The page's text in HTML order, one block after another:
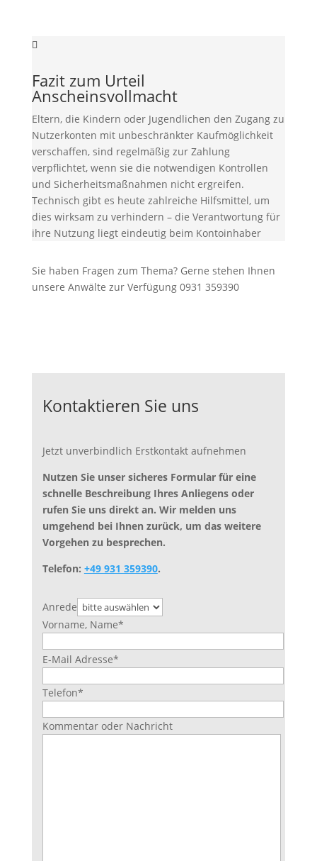
Fazit zum Urteil
Anscheinsvollmacht
Eltern, die Kindern oder Jugendlichen den Zugang zu
Nutzerkonten mit unbeschränkter Kaufmöglichkeit
verschaffen, sind regelmäßig zur Zahlung
verpflichtet, wenn sie die notwendigen Kontrollen
und Sicherheitsmaßnahmen nicht ergreifen.
Technisch gibt es heute zahlreiche Hilfsmittel, um
dies wirksam zu verhindern – die Verantwortung für
ihre Nutzung liegt eindeutig beim Kontoinhaber
Sie haben Fragen zum Thema? Gerne stehen Ihnen
unsere Anwälte zur Verfügung 0931 359390
Kontaktieren Sie uns
Jetzt unverbindlich Erstkontakt aufnehmen
Nutzen Sie unser sicheres Formular für eine
schnelle Beschreibung Ihres Anliegens oder
rufen Sie uns direkt an. Wir melden uns
umgehend bei Ihnen zurück, um das weitere
Vorgehen zu besprechen.
Telefon: +49 931 359390.
Anrede
Vorname, Name*
Bitte
dieses
leer.
E-Mail Adresse*
Telefon*
Kommentar oder Nachricht